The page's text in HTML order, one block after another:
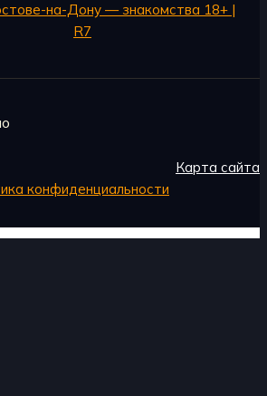
на-Дону — знакомства 18+ |
R7
Карта сайта
конфиденциальности